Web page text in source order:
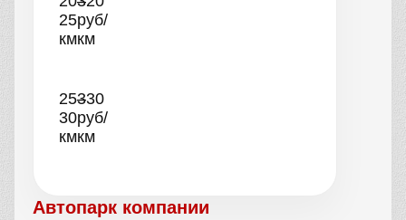
25
км
руб/
км
25–
30
км
330
руб/
км
Автопарк компании